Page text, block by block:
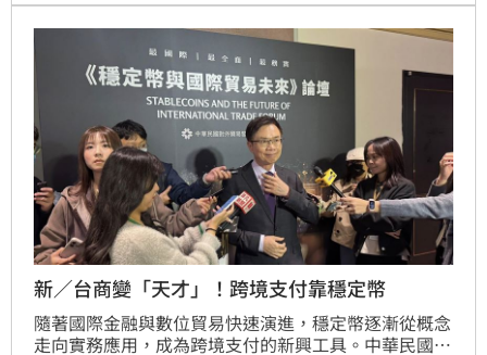
率仍維持在44%至45%高檔水準，展現高度抗景氣能
力。
新／台商變「天才」！跨境支付靠穩定幣
隨著國際金融與數位貿易快速演進，穩定幣逐漸從概念
走向實務應用，成為跨境支付的新興工具。中華民國對